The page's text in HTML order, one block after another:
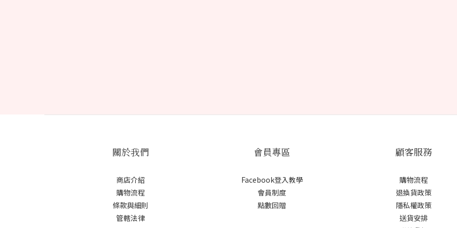
關於我們
商店介紹
購物流程
條款與細則
管轄法律
會員專區
Facebook登入教學
會員制度
點數回贈
顧客服務
購物流程
退換貨政策
隱私權政策
送貨安排